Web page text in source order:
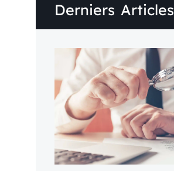
Derniers Articles